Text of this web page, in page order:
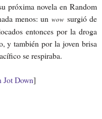
próxima novela en Random
menos: un wowsurgió de
entonces por la droga
y también por la joven brisa
se respiraba.
Jot Down]